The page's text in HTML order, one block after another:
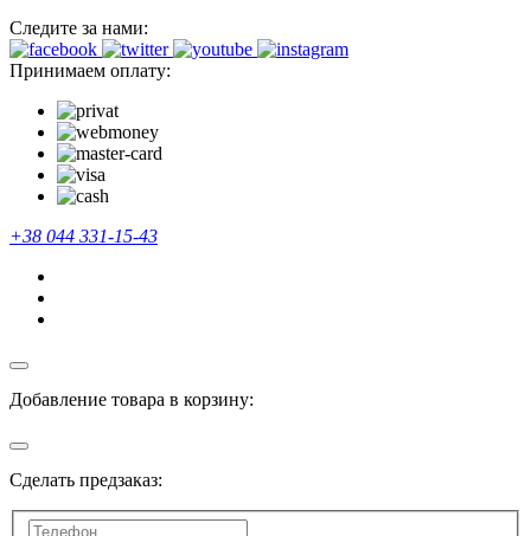
Следите за нами:
Принимаем оплату:
+38 044 331-15-43
Добавление товара в корзину:
Сделать предзаказ: